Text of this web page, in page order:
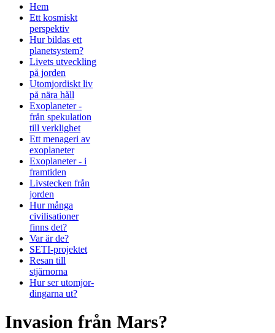
Hem
Ett kosmiskt
perspektiv
Hur bildas ett
planetsystem?
Livets utveckling
på jorden
Utomjordiskt liv
på nära håll
Exoplaneter -
från spekulation
till verklighet
Ett menageri av
exoplaneter
Exoplaneter - i
framtiden
Livstecken från
jorden
Hur många
civilisationer
finns det?
Var är de?
SETI-projektet
Resan till
stjärnorna
Hur ser utomjor-
dingarna ut?
Invasion från Mars?